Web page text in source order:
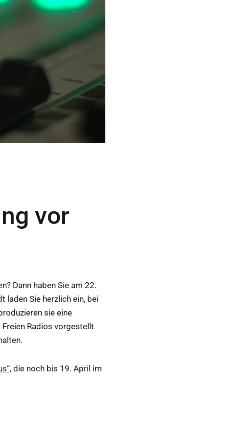
vor
Dann haben Sie am 22.
laden Sie herzlich ein, bei
sie eine
Radios vorgestellt
, die noch bis 19. April im